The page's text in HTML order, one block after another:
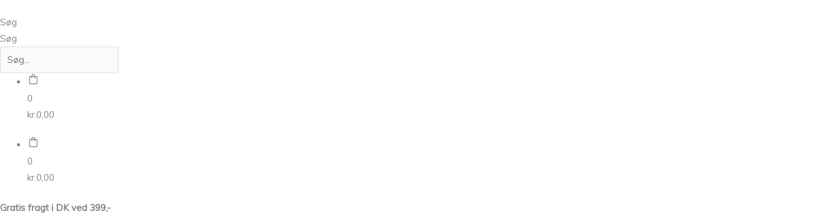
Søg
Søg
0
kr.0,00
0
kr.0,00
Gratis fragt i DK ved 399,-